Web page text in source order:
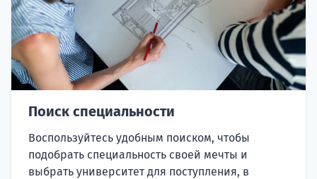
Поиск специальности
Воспользуйтесь удобным поиском, чтобы
подобрать специальность своей мечты и
выбрать университет для поступления, в